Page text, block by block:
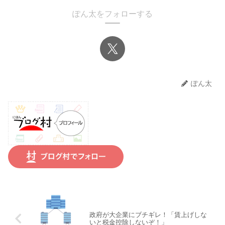
ぽん太をフォローする
ぽん太
政府が大企業にブチギレ！「賃上げしな
いと税金控除しないぞ！」